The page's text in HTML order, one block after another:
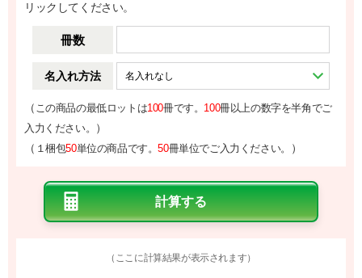
リックしてください。
冊数
名入れ方法
（ この商品の最低ロットは100冊です。 100冊以上の数字を半角でご
入力ください。
）
（ １梱包50単位の商品です。50冊単位でご入力ください。 ）
（ここに計算結果が表示されます）